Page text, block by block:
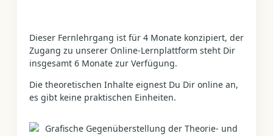
Dieser Fernlehrgang ist für 4 Monate konzipiert, der
Zugang zu unserer Online-Lernplattform steht Dir
insgesamt 6 Monate zur Verfügung.
Die theoretischen Inhalte eignest Du Dir online an,
es gibt keine praktischen Einheiten.